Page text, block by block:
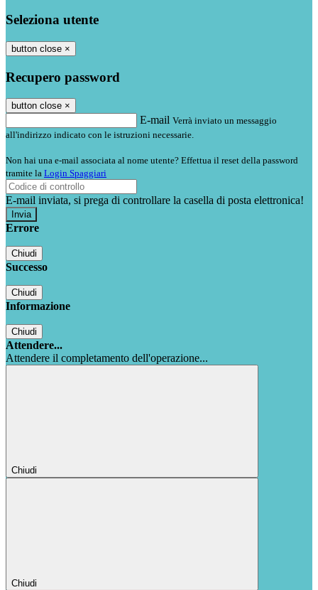
Seleziona utente
button close ×
Recupero password
button close ×
E-mail Verrà inviato un messaggio
all'indirizzo indicato con le istruzioni necessarie.
Non hai una e-mail associata al nome utente? Effettua il reset della password
tramite la Login Spaggiari
E-mail inviata, si prega di controllare la casella di posta elettronica!
Errore
Chiudi
Successo
Chiudi
Informazione
Chiudi
Attendere...
Attendere il completamento dell'operazione...
Chiudi
Chiudi